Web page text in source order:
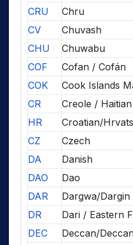
CRU
Chru
CV
Chuvash
CHU
Chuwabu
COF
Cofan / Cofán
COK
Cook Islands
CR
Creole / Haitian
HR
Croatian/
CZ
Czech
DA
Danish
DAO
Dao
DAR
Dargwa/Dargin
DR
Dari / Eastern
DEC
Deccan/